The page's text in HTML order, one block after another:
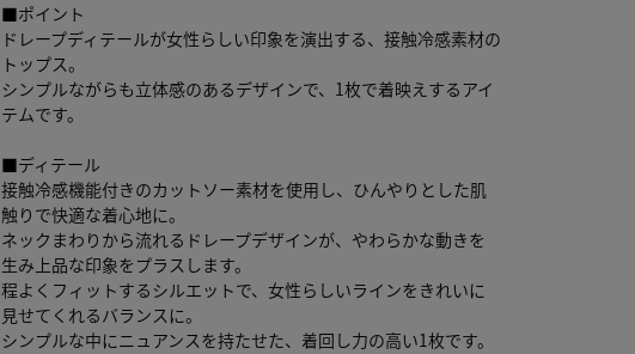
■ポイント
ドレープディテールが女性らしい印象を演出する、接触冷感素材の
トップス。
シンプルながらも立体感のあるデザインで、1枚で着映えするアイ
テムです。
■ディテール
接触冷感機能付きのカットソー素材を使用し、ひんやりとした肌
触りで快適な着心地に。
ネックまわりから流れるドレープデザインが、やわらかな動きを
生み上品な印象をプラスします。
程よくフィットするシルエットで、女性らしいラインをきれいに
見せてくれるバランスに。
シンプルな中にニュアンスを持たせた、着回し力の高い1枚です。